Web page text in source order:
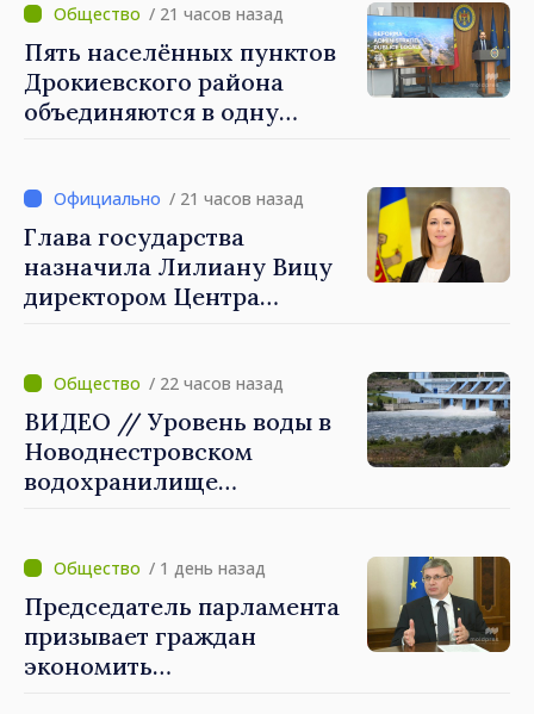
дезинформации: «Мы
станем ориентиром для
построения более
сильного и устойчивого
/ 21 часов назад
Пять населённых пунктов
Дрокиевского района
объединяются в одну
стимулирующих выплат
свыше 28 миллионов леев
от правительства
/ 21 часов назад
Глава государства
назначила Лилиану Вицу
директором Центра
противодействия
дезинформации
/ 22 часов назад
ВИДЕО // Уровень воды в
Новоднестровском
водохранилище
/ 1 день назад
Председатель парламента
призывает граждан
экономить